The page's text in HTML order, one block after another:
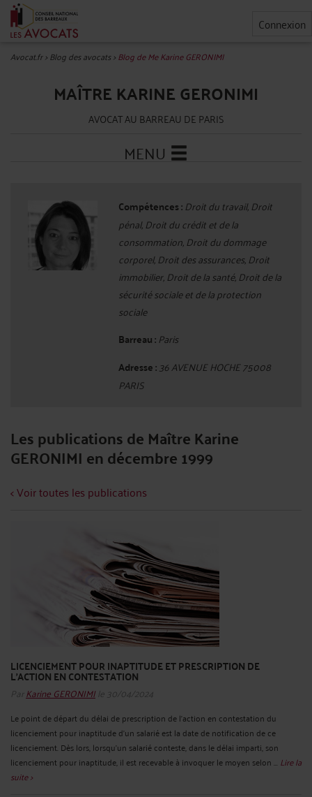
Connexion
Avocat.fr>Blog des avocats>Blog de Me Karine GERONIMI
MAÎTRE KARINE GERONIMI
AVOCAT AU BARREAU DE PARIS
MENU
Compétences : Droit du travail, Droit
pénal, Droit du crédit et de la
consommation, Droit du dommage
corporel, Droit des assurances, Droit
immobilier, Droit de la santé, Droit de la
sécurité sociale et de la protection
sociale
Barreau : Paris
Adresse :36 AVENUE HOCHE 75008
PARIS
Les publications de Maître Karine
GERONIMI en décembre 1999
< Voir toutes les publications
LICENCIEMENT POUR INAPTITUDE ET PRESCRIPTION DE
L’ACTION EN CONTESTATION
Par Karine GERONIMI le 30/04/2024
Le point de départ du délai de prescription de l'action en contestation du
licenciement pour inaptitude d'un salarié est la date de notification de ce
licenciement. Dès lors, lorsqu'un salarié conteste, dans le délai imparti, son
licenciement pour inaptitude, il est recevable à invoquer le moyen selon ... Lire la
suite >